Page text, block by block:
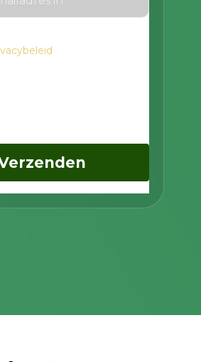
met het privacybeleid